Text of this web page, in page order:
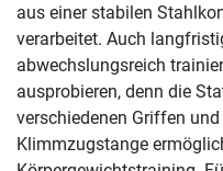
aus einer stabilen
verarbeitet. Auch
abwechslungsreich
ausprobieren, denn die
verschiedenen Griffen
Klimmzugstange